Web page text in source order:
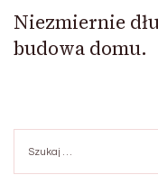
Niezmiernie
budowa domu.